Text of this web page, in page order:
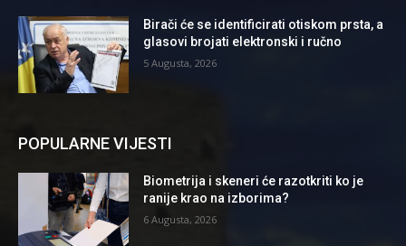
Birači će se identificirati otiskom prsta, a
glasovi brojati elektronski i ručno
5 Augusta, 2026
POPULARNE VIJESTI
Biometrija i skeneri će razotkriti ko je
ranije krao na izborima?
6 Augusta, 2026